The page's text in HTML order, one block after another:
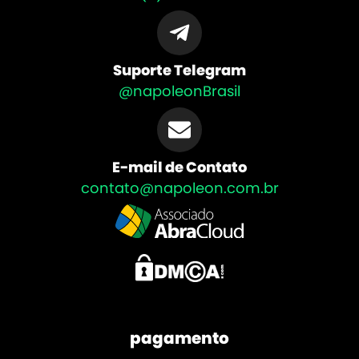
Suporte Telegram
@napoleonBrasil
E-mail de Contato
contato@napoleon.com.br
pagamento